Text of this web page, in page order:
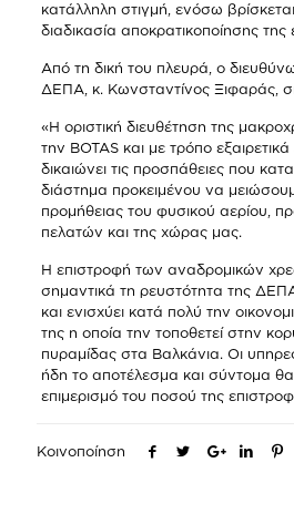
κατάλληλη στιγμή, ενόσω
διαδικασία αποκρατικοποίησης της
Από τη δική του πλευρά, ο
ΔΕΠΑ, κ. Κωνσταντίνος Ξιφαράς,
«Η οριστική διευθέτηση της
την BOTAS και με τρόπο
δικαιώνει τις προσπάθειες που
διάστημα προκειμένου να
προμήθειας του φυσικού αερίου,
πελατών και της χώρας μας.
Η επιστροφή των αναδρομικών
σημαντικά τη ρευστότητα της
και ενισχύει κατά πολύ την
της η οποία την τοποθετεί στην
πυραμίδας στα Βαλκάνια. Οι
ήδη το αποτέλεσμα και σύντομα
επιμερισμό του ποσού της
Κοινοποίηση